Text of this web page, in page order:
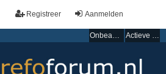
Aanmelden
Registreer
Onbeantwoorde onderwerpen Actieve onderwerpen